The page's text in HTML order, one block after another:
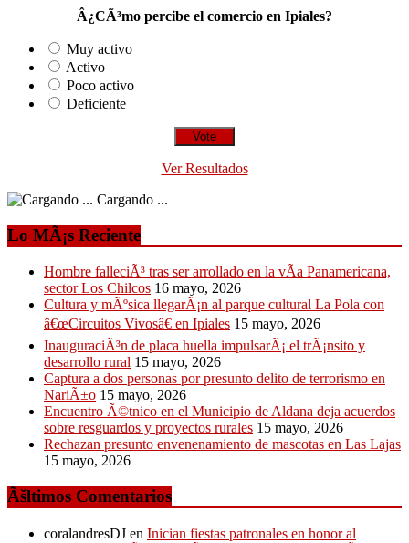
Â¿CÃ³mo percibe el comercio en Ipiales?
Muy activo
Activo
Poco activo
Deficiente
Ver Resultados
Cargando ...
Lo MÃ¡s Reciente
Hombre falleciÃ³ tras ser arrollado en la vÃ­a Panamericana,
sector Los Chilcos 16 mayo, 2026
Cultura y mÃºsica llegarÃ¡n al parque cultural La Pola con
â€œCircuitos Vivosâ€ en Ipiales 15 mayo, 2026
InauguraciÃ³n de placa huella impulsarÃ¡ el trÃ¡nsito y
desarrollo rural 15 mayo, 2026
Captura a dos personas por presunto delito de terrorismo en
NariÃ±o 15 mayo, 2026
Encuentro Ã©tnico en el Municipio de Aldana deja acuerdos
sobre resguardos y proyectos rurales 15 mayo, 2026
Rechazan presunto envenenamiento de mascotas en Las Lajas
15 mayo, 2026
Ãšltimos Comentarios
coralandresDJ en Inician fiestas patronales en honor al